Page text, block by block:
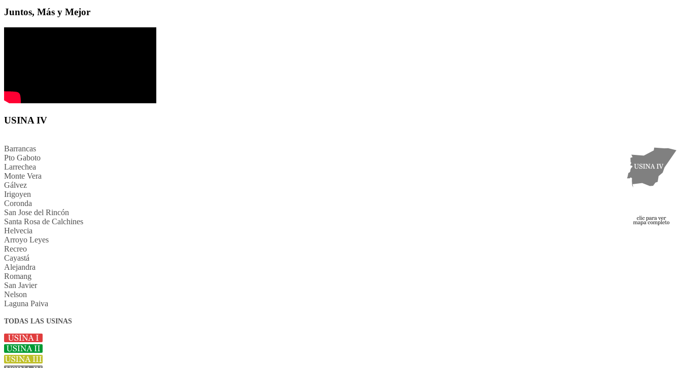
Juntos, Más y Mejor
USINA IV
Barrancas
Pto Gaboto
Larrechea
Monte Vera
Gálvez
Irigoyen
Coronda
San Jose del Rincón
Santa Rosa de Calchines
Helvecia
Arroyo Leyes
Recreo
Cayastá
Alejandra
Romang
San Javier
Nelson
Laguna Paiva
TODAS LAS USINAS